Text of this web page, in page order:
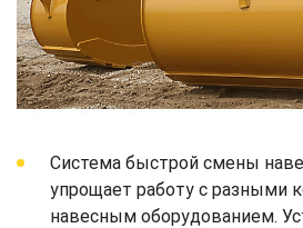
Система быстрой смены
упрощает работу с разными
навесным оборудованием.